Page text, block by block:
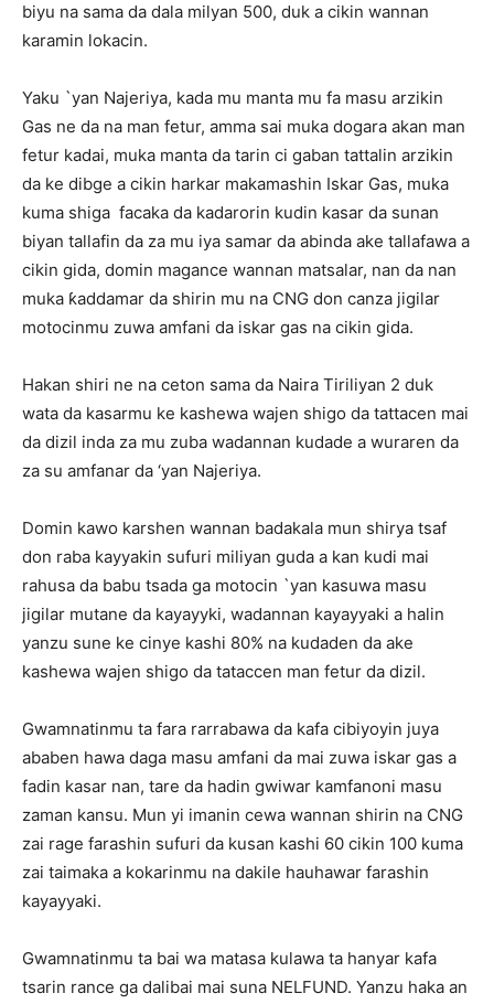
biyu na sama da dala milyan 500, duk a cikin wannan
karamin lokacin.
Yaku `yan Najeriya, kada mu manta mu fa masu arzikin
Gas ne da na man fetur, amma sai muka dogara akan man
fetur kadai, muka manta da tarin ci gaban tattalin arzikin
da ke dibge a cikin harkar makamashin Iskar Gas, muka
kuma shiga facaka da kadarorin kudin kasar da sunan
biyan tallafin da za mu iya samar da abinda ake tallafawa a
cikin gida, domin magance wannan matsalar, nan da nan
muka ƙaddamar da shirin mu na CNG don canza jigilar
motocinmu zuwa amfani da iskar gas na cikin gida.
Hakan shiri ne na ceton sama da Naira Tiriliyan 2 duk
wata da kasarmu ke kashewa wajen shigo da tattacen mai
da dizil inda za mu zuba wadannan kudade a wuraren da
za su amfanar da ‘yan Najeriya.
Domin kawo karshen wannan badakala mun shirya tsaf
don raba kayyakin sufuri miliyan guda a kan kudi mai
rahusa da babu tsada ga motocin `yan kasuwa masu
jigilar mutane da kayayyki, wadannan kayayyaki a halin
yanzu sune ke cinye kashi 80% na kudaden da ake
kashewa wajen shigo da tataccen man fetur da dizil.
Gwamnatinmu ta fara rarrabawa da kafa cibiyoyin juya
ababen hawa daga masu amfani da mai zuwa iskar gas a
fadin kasar nan, tare da hadin gwiwar kamfanoni masu
zaman kansu. Mun yi imanin cewa wannan shirin na CNG
zai rage farashin sufuri da kusan kashi 60 cikin 100 kuma
zai taimaka a kokarinmu na dakile hauhawar farashin
kayayyaki.
Gwamnatinmu ta bai wa matasa kulawa ta hanyar kafa
tsarin rance ga dalibai mai suna NELFUND. Yanzu haka an